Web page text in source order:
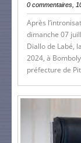
0 commentaires,
Après
dimanche 07
Diallo de Labé,
2024, à
préfecture de